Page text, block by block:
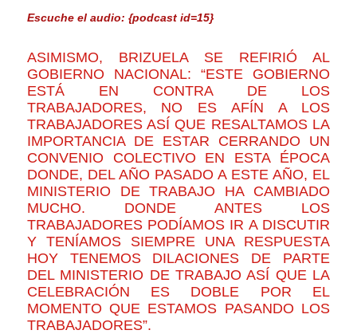
Escuche el audio: {podcast id=15}
ASIMISMO, BRIZUELA SE REFIRIÓ AL
GOBIERNO NACIONAL: “ESTE GOBIERNO
ESTÁ EN CONTRA DE LOS
TRABAJADORES, NO ES AFÍN A LOS
TRABAJADORES ASÍ QUE RESALTAMOS LA
IMPORTANCIA DE ESTAR CERRANDO UN
CONVENIO COLECTIVO EN ESTA ÉPOCA
DONDE, DEL AÑO PASADO A ESTE AÑO, EL
MINISTERIO DE TRABAJO HA CAMBIADO
MUCHO. DONDE ANTES LOS
TRABAJADORES PODÍAMOS IR A DISCUTIR
Y TENÍAMOS SIEMPRE UNA RESPUESTA
HOY TENEMOS DILACIONES DE PARTE
DEL MINISTERIO DE TRABAJO ASÍ QUE LA
CELEBRACIÓN ES DOBLE POR EL
MOMENTO QUE ESTAMOS PASANDO LOS
TRABAJADORES”.